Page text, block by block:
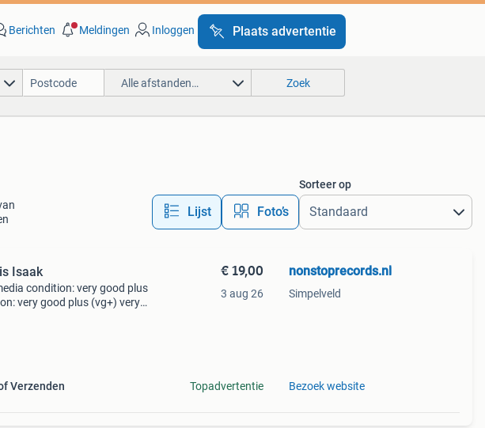
Berichten Meldingen Inloggen Plaats advertentie
Alle afstanden… Zoek
Lijst Foto’s
Sorteer op
Isaak
condition: very good plus
very good plus (vg+) very
Verzenden
€ 19,00
3 aug 26
Topadvertentie
nonstoprecords.nl
Simpelveld
Bezoek website